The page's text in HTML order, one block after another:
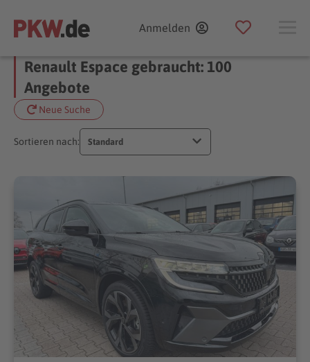
Anmelden
Renault Espace gebraucht: 100
Angebote
Neue Suche
Sortieren nach: Standard